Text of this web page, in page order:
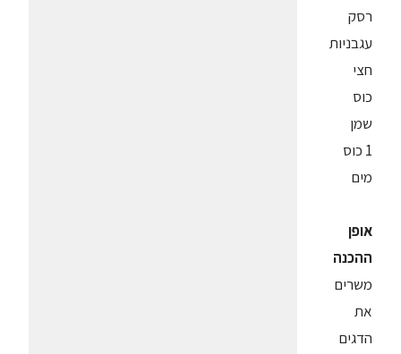
רסק
עגבניות
חצי
כוס
שמן
1 כוס
מים
אופן
ההכנה
משרים
את
הדגים